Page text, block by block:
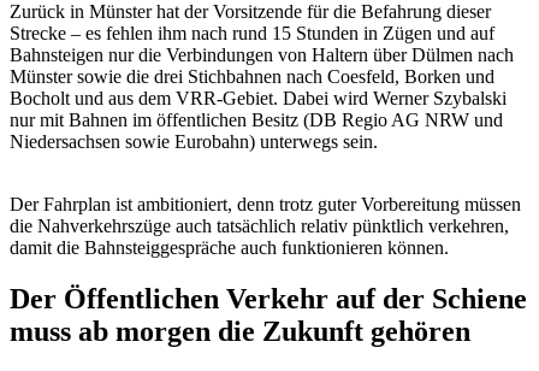
Zurück in Münster hat der Vorsitzende für die Befahrung dieser
Strecke – es fehlen ihm nach rund 15 Stunden in Zügen und auf
Bahnsteigen nur die Verbindungen von Haltern über Dülmen nach
Münster sowie die drei Stichbahnen nach Coesfeld, Borken und
Bocholt und aus dem VRR-Gebiet. Dabei wird Werner Szybalski
nur mit Bahnen im öffentlichen Besitz (DB Regio AG NRW und
Niedersachsen sowie Eurobahn) unterwegs sein.
Der Fahrplan ist ambitioniert, denn trotz guter Vorbereitung müssen
die Nahverkehrszüge auch tatsächlich relativ pünktlich verkehren,
damit die Bahnsteiggespräche auch funktionieren können.
Der Öffentlichen Verkehr auf der Schiene
muss ab morgen die Zukunft gehören